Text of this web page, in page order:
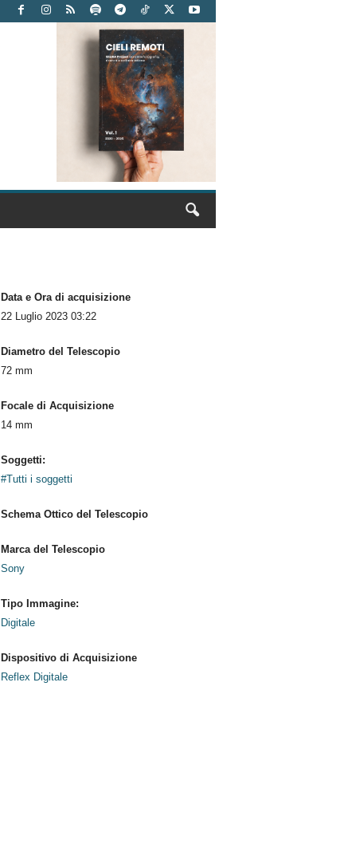
Data e Ora di acquisizione
22 Luglio 2023 03:22
Diametro del Telescopio
72 mm
Focale di Acquisizione
14 mm
Soggetti:
#Tutti i soggetti
Schema Ottico del Telescopio
Marca del Telescopio
Sony
Tipo Immagine:
Digitale
Dispositivo di Acquisizione
Reflex Digitale